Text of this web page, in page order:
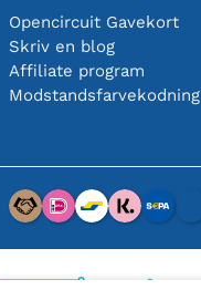
Opencircuit Gavekort
Skriv en blog
Affiliate program
Modstandsfarvekodning